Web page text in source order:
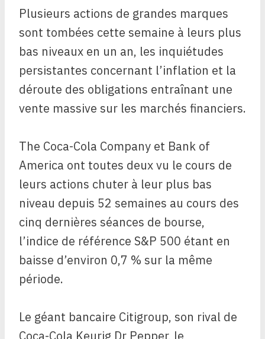
Plusieurs actions de grandes marques
sont tombées cette semaine à leurs plus
bas niveaux en un an, les inquiétudes
persistantes concernant l’inflation et la
déroute des obligations entraînant une
vente massive sur les marchés financiers.
The Coca-Cola Company et Bank of
America ont toutes deux vu le cours de
leurs actions chuter à leur plus bas
niveau depuis 52 semaines au cours des
cinq dernières séances de bourse,
l’indice de référence S&P 500 étant en
baisse d’environ 0,7 % sur la même
période.
Le géant bancaire Citigroup, son rival de